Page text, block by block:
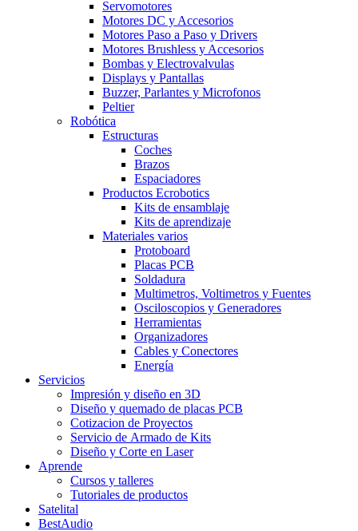
Servomotores
Motores DC y Accesorios
Motores Paso a Paso y Drivers
Motores Brushless y Accesorios
Bombas y Electrovalvulas
Displays y Pantallas
Buzzer, Parlantes y Microfonos
Peltier
Robótica
Estructuras
Coches
Brazos
Espaciadores
Productos Ecrobotics
Kits de ensamblaje
Kits de aprendizaje
Materiales varios
Protoboard
Placas PCB
Soldadura
Multimetros, Voltimetros y Fuentes
Osciloscopios y Generadores
Herramientas
Organizadores
Cables y Conectores
Energía
Servicios
Impresión y diseño en 3D
Diseño y quemado de placas PCB
Cotizacion de Proyectos
Servicio de Armado de Kits
Diseño y Corte en Laser
Aprende
Cursos y talleres
Tutoriales de productos
Satelital
BestAudio